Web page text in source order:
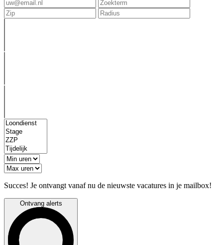
Succes! Je ontvangt vanaf nu de nieuwste vacatures in je mailbox!
Ontvang alerts